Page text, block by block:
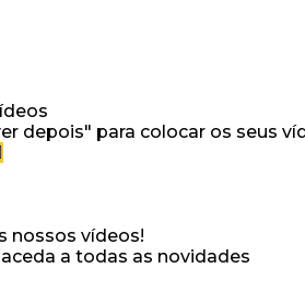
depois" para colocar os seus
nossos vídeos!
a todas as novidades